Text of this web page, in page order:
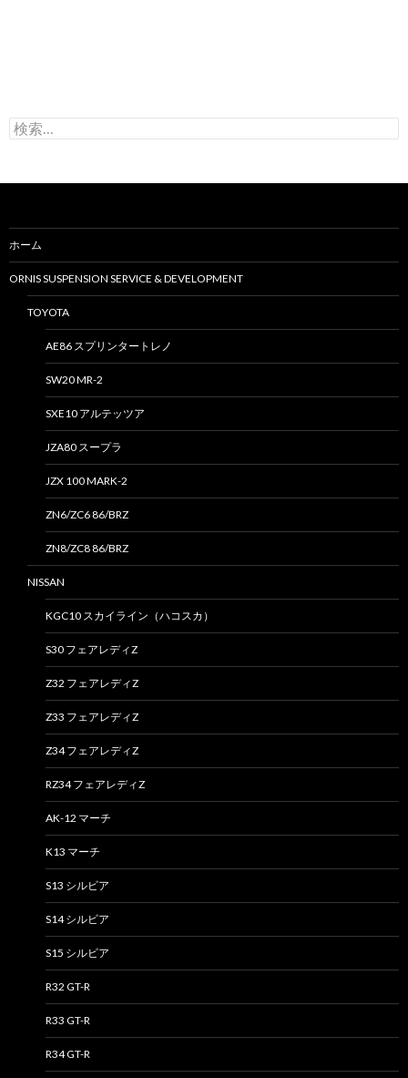
検
索
ホーム
ORNIS SUSPENSION SERVICE & DEVELOPMENT
TOYOTA
AE86 スプリンタートレノ
SW20 MR-2
SXE10 アルテッツア
JZA80 スープラ
JZX 100 MARK-2
ZN6/ZC6 86/BRZ
ZN8/ZC8 86/BRZ
NISSAN
KGC10 スカイライン（ハコスカ）
S30 フェアレディZ
Z32 フェアレディZ
Z33 フェアレディZ
Z34 フェアレディZ
RZ34 フェアレディZ
AK-12 マーチ
K13 マーチ
S13 シルビア
S14 シルビア
S15 シルビア
R32 GT-R
R33 GT-R
R34 GT-R